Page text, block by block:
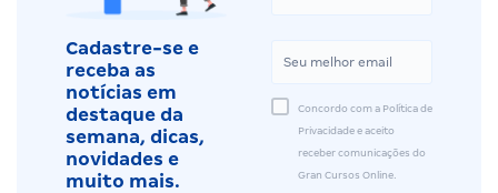
Cadastre-se e
receba as
notícias em
destaque da
semana, dicas,
novidades e
muito mais.
Concordo com a Política de
Privacidade e aceito
receber comunicações do
Gran Cursos Online.